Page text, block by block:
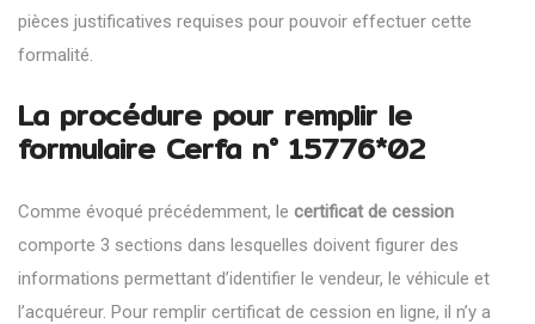
pièces justificatives requises pour pouvoir effectuer cette
formalité.
La procédure pour remplir le
formulaire Cerfa n° 15776*02
Comme évoqué précédemment, le certificat de cession
comporte 3 sections dans lesquelles doivent figurer des
informations permettant d’identifier le vendeur, le véhicule et
l’acquéreur. Pour remplir certificat de cession en ligne, il n’y a